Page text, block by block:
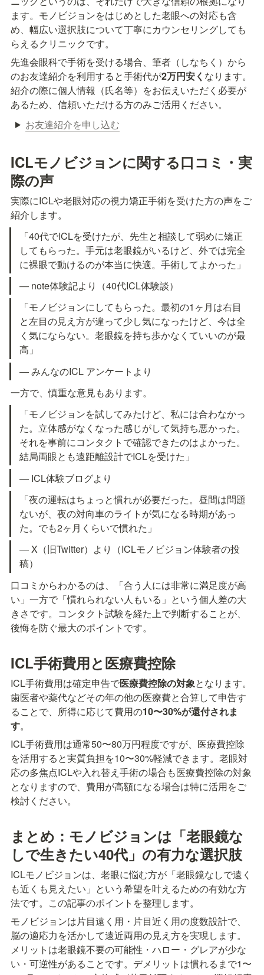
ます。モノビジョンをはじめとした老眼への対応も含
め、幅広い選択肢について丁寧にカウンセリングしても
らえるクリニックです。
先進会眼科で手術を受ける場合、筆者（しなちく）から
のお友達紹介を利用すると手術代が2万円安く なります。
紹介の際に個人情報（氏名等）をお伝えいただく必要が
あるため、信頼いただける方のみご活用ください。
お友達紹介を申し込む
ICLモノビジョンに関する口コミ・実
際の声
実際にICLや老眼対応の視力矯正手術を受けた方の声をご
紹介します。
「40代でICLを受けたが、先生と相談して弱めに矯正
してもらった。手元は老眼鏡がいるけど、外では完全
に裸眼で動けるのが本当に快適。手術してよかった」
— note体験記より（40代ICL体験談）
「モノビジョンにしてもらった。最初の1ヶ月は右目
と左目の見え方が違って少し気になったけど、今は全
く気にならない。老眼鏡を持ち歩かなくていいのが最
高」
— みんなのICL アンケートより
一方で、慎重な意見もあります。
「モノビジョンを試してみたけど、私には合わなかっ
た。立体感がなくなった感じがして気持ち悪かった。
それを事前にコンタクトで確認できたのはよかった。
結局両眼とも遠距離設計でICLを受けた」
— ICL体験ブログより
「夜の運転はちょっと慣れが必要だった。昼間は問題
ないが、夜の対向車のライトが気になる時期があっ
た。でも2ヶ月くらいで慣れた」
— X（旧Twitter）より（ICLモノビジョン体験者の投
稿）
口コミからわかるのは、「合う人には非常に満足度が高
い」一方で「慣れられない人もいる」という個人差の大
きさです。コンタクト試験を経た上で判断することが、
後悔を防ぐ最大のポイントです。
ICL手術費用と医療費控除
ICL手術費用は確定申告で医療費控除の対象となります。
歯医者や薬代などその年の他の医療費と合算して申告す
ることで、所得に応じて費用の10〜30%が還付されま
す。
ICL手術費用は通常50〜80万円程度ですが、医療費控除
を活用すると実質負担を10〜30%軽減できます。老眼対
応の多焦点ICLや入れ替え手術の場合も医療費控除の対象
となりますので、費用が高額になる場合は特に活用をご
検討ください。
まとめ：モノビジョンは「老眼鏡な
しで生きたい40代」の有力な選択肢
ICLモノビジョンは、老眼に悩む方が「老眼鏡なしで遠く
も近くも見えたい」という希望を叶えるための有効な方
法です。この記事のポイントを整理します。
モノビジョンは片目遠く用・片目近く用の度数設計で、
脳の適応力を活かして遠近両用の見え方を実現します。
メリットは老眼鏡不要の可能性・ハロー・グレアが少な
い・可逆性があることです。デメリットは慣れるまで1〜